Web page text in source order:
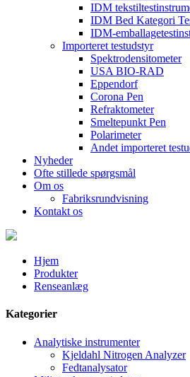
IDM
IDM Bed Kategori
IDM-
Importeret testudstyr
Spektrodensitometer
USA BIO-RAD
Eppendorf
Corona Pen
Refraktometer
Smeltepunkt Pen
Polarimeter
Andet importeret
Nyheder
Ofte stillede spørgsmål
Om os
Fabriksrundvisning
Kontakt os
Hjem
Produkter
Renseanlæg
Kategorier
Analytiske instrumenter
Kjeldahl Nitrogen Analyzer
Fedtanalysator